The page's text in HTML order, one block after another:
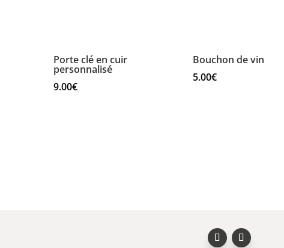
Porte clé en cuir
personnalisé
9.00€
Bouchon de vin
5.00€